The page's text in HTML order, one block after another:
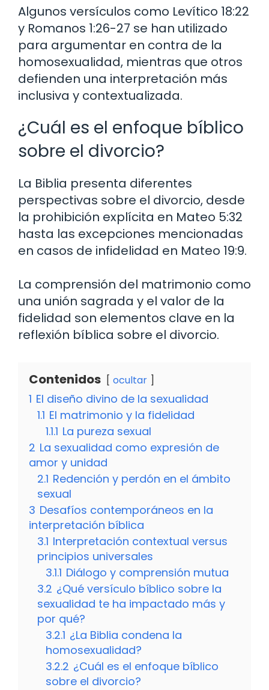
Algunos versículos como Levítico 18:22
y Romanos 1:26-27 se han utilizado
para argumentar en contra de la
homosexualidad, mientras que otros
defienden una interpretación más
inclusiva y contextualizada.
¿Cuál es el enfoque bíblico
sobre el divorcio?
La Biblia presenta diferentes
perspectivas sobre el divorcio, desde
la prohibición explícita en Mateo 5:32
hasta las excepciones mencionadas
en casos de infidelidad en Mateo 19:9.
La comprensión del matrimonio como
una unión sagrada y el valor de la
fidelidad son elementos clave en la
reflexión bíblica sobre el divorcio.
Contenidos ocultar
1 El diseño divino de la sexualidad
1.1 El matrimonio y la fidelidad
1.1.1 La pureza sexual
2 La sexualidad como expresión de
amor y unidad
2.1 Redención y perdón en el ámbito
sexual
3 Desafíos contemporáneos en la
interpretación bíblica
3.1 Interpretación contextual versus
principios universales
3.1.1 Diálogo y comprensión mutua
3.2 ¿Qué versículo bíblico sobre la
sexualidad te ha impactado más y
por qué?
3.2.1 ¿La Biblia condena la
homosexualidad?
3.2.2 ¿Cuál es el enfoque bíblico
sobre el divorcio?